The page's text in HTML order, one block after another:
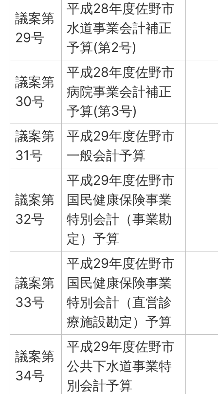
議案第
29号
平成28年度佐野市
水道事業会計補正
予算(第2号)
議案第
30号
平成28年度佐野市
病院事業会計補正
予算(第3号)
議案第
31号
平成29年度佐野市
一般会計予算
議案第
32号
平成29年度佐野市
国民健康保険事業
特別会計（事業勘
定）予算
議案第
33号
平成29年度佐野市
国民健康保険事業
特別会計（直営診
療施設勘定）予算
議案第
34号
平成29年度佐野市
公共下水道事業特
別会計予算